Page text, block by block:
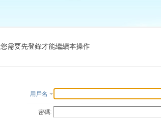
索
您需要先登錄才能繼續本操作
用戶名
密碼: